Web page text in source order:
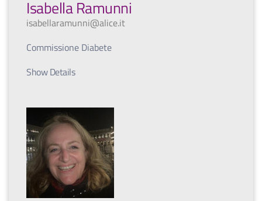
Isabella Ramunni
isabellaramunni@alice.it
Commissione Diabete
Show Details